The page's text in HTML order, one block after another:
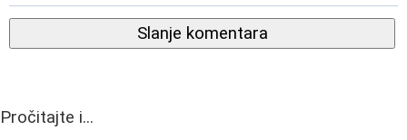
Slanje komentara
Pročitajte i...